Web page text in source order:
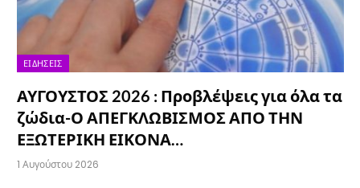
ΕΙΔΉΣΕΙΣ
ΑΥΓΟΥΣΤΟΣ 2026 : Προβλέψεις για όλα τα
ζώδια-Ο ΑΠΕΓΚΛΩΒΙΣΜΟΣ ΑΠΟ ΤΗΝ
ΕΞΩΤΕΡΙΚΗ ΕΙΚΟΝΑ…
1 Αυγούστου 2026